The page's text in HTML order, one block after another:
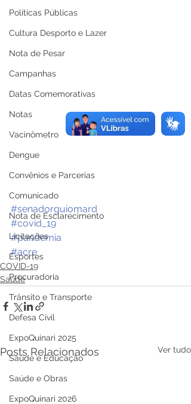
Políticas Públicas
Cultura Desporto e Lazer
Nota de Pesar
Campanhas
Datas Comemorativas
Notas
Vacinômetro
Dengue
Convênios e Parcerias
Comunicado
Nota de Esclarecimento
Licitações
Esportes
Procuradoria
Trânsito e Transporte
Defesa Civil
ExpoQuinari 2025
Saúde e Educação
Saúde e Obras
ExpoQuinari 2026
#senadorguiomard
#covid_19
#pandemia
#acre
COVID-19
Saúde
Posts Relacionados Ver tudo